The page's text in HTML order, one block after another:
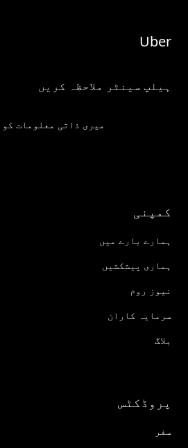
Uber
ہیلپ سینٹر ملاحظہ کریں
میری ذاتی معلومات
کمپنی
ہمارے بارے میں
ہماری پیشکشیں
نیوز روم
سرمایہ کاران
بلاگ
پروڈکٹس
سفر